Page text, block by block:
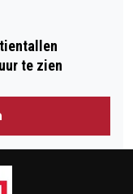
AAN DE
te zien